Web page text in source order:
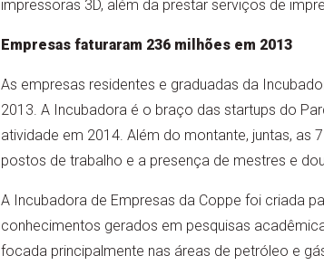
impressoras 3D, além da prestar serviços de
Empresas faturaram 236 milhões em 2013
As empresas residentes e graduadas da
2013. A Incubadora é o braço das startups do
atividade em 2014. Além do montante, juntas, as
postos de trabalho e a presença de mestres e
A Incubadora de Empresas da Coppe foi criada
conhecimentos gerados em pesquisas
focada principalmente nas áreas de petróleo e